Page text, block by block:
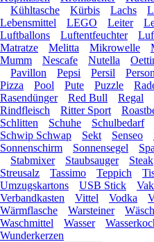
Kühltasche
Kürbis Lachs
Lebensmittel
LEGO Leiter
Luftballons
Luftentfeuchter
Matratze
Melitta Mikrowelle
Mumm
Nescafe Nutella
Pavillon
Pepsi Persil
Pizza
Pool Pute Puzzle
Rasendünger
Red Bull Regal
Rindfleisch
Ritter Sport
Schlitten
Schuhe Schulbedarf
Schwip Schwap
Sekt Senseo
Sonnenschirm
Sonnensegel
Stabmixer
Staubsauger Steak
Streusalz
Tassimo Teppich
Umzugskartons
USB Stick
Verbandkasten
Vittel Vodka
Wärmflasche
Warsteiner
Waschmittel
Wasser
Wunderkerzen